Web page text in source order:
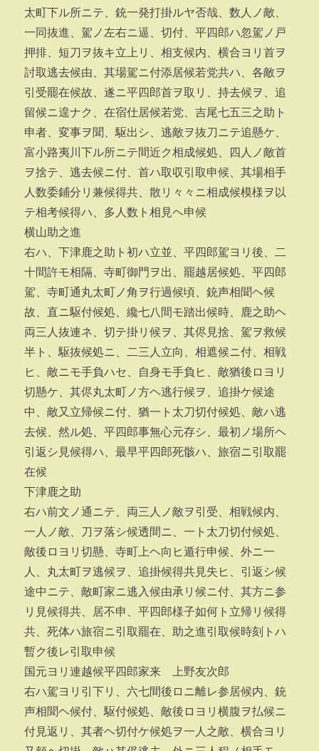
太町下ル所ニテ、銃一発打掛ルヤ否哉、数人ノ敵、
一同抜進、駕ノ左右ニ逼、切付、平四郎ハ忽駕ノ戸
押排、短刀ヲ抜キ立上リ、相支候内、横合ヨリ首ヲ
討取逃去候由、其場駕ニ付添居候若党共ハ、各敵ヲ
引受罷在候故、遂ニ平四郎首ヲ取リ、持去候ヲ、追
留候ニ遑ナク、在宿仕居候若党、吉尾七五三之助ト
申者、変事ヲ聞、駆出シ、逃敵ヲ抜刀ニテ追懸ケ、
富小路夷川下ル所ニテ間近ク相成候処、四人ノ敵首
ヲ捨テ、逃去候ニ付、首ハ取収引取申候、其場相手
人数委鋪分リ兼候得共、散リ々々ニ相成候模様ヲ以
テ相考候得ハ、多人数ト相見ヘ申候
横山助之進
右ハ、下津鹿之助ト初ハ立並、平四郎駕ヨリ後、二
十間許モ相隔、寺町御門ヲ出、罷越居候処、平四郎
駕、寺町通丸太町ノ角ヲ行過候頃、銃声相聞ヘ候
故、直ニ駆付候処、纔七八間モ踏出候時、鹿之助ヘ
両三人抜連ネ、切テ掛リ候ヲ、其侭見捨、駕ヲ救候
半ト、駆抜候処ニ、二三人立向、相遮候ニ付、相戦
ヒ、敵ニモ手負ハセ、自身モ手負ヒ、敵猶後ロヨリ
切懸ケ、其侭丸太町ノ方ヘ逃行候ヲ、追掛ケ候途
中、敵又立帰候ニ付、猶一ト太刀切付候処、敵ハ逃
去候、然ル処、平四郎事無心元存シ、最初ノ場所ヘ
引返シ見候得ハ、最早平四郎死骸ハ、旅宿ニ引取罷
在候
下津鹿之助
右ハ前文ノ通ニテ、両三人ノ敵ヲ引受、相戦候内、
一人ノ敵、刀ヲ落シ候透間ニ、一ト太刀切付候処、
敵後ロヨリ切懸、寺町上ヘ向ヒ遁行申候、外ニ一
人、丸太町ヲ逃候ヲ、追掛候得共見失ヒ、引返シ候
途中ニテ、敵町家ニ逃入候由承リ候ニ付、其方ニ参
リ見候得共、居不申、平四郎様子如何ト立帰リ候得
共、死体ハ旅宿ニ引取罷在、助之進引取候時刻トハ
暫ク後レ引取申候
国元ヨリ連越候平四郎家来 上野友次郎
右ハ駕ヨリ引下リ、六七間後ロニ離レ参居候内、銃
声相聞ヘ候付、駆付候処、敵後ロヨリ横腹ヲ払候ニ
付見返リ、其者ヘ切付ケ候処ヲ一人之敵、横合ヨリ